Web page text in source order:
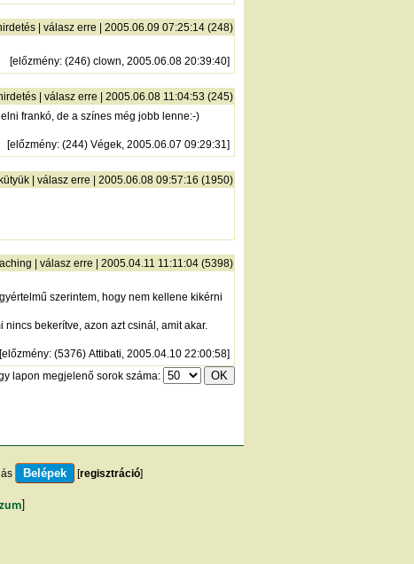
válasz erre | 2005.06.09 07:25:14 (248)
[előzmény: (246) clown, 2005.06.08 20:39:40]
válasz erre | 2005.06.08 11:04:53 (245)
frankó, de a színes még jobb lenne:-)
[előzmény: (244) Végek, 2005.06.07 09:29:31]
kütyük válasz erre | 2005.06.08 09:57:16 (1950)
válasz erre | 2005.04.11 11:11:04 (5398)
szerintem, hogy nem kellene kikérni
bekerítve, azon azt csinál, amit akar.
[előzmény: (5376) Attibati, 2005.04.10 22:00:58]
lapon megjelenő sorok száma:
[regisztráció]